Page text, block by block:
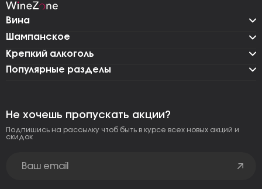
Вина
Шампанское
Крепкий алкоголь
Популярные разделы
Не хочешь пропускать акции?
Подпишись на рассылку чтоб быть в курсе всех новых акций и
скидок